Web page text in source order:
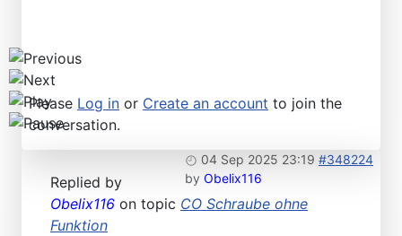
Please Log in or Create an account to join the
conversation.
04 Sep 2025 23:19 #348224
by Obelix116
Replied by
Obelix116 on topic CO Schraube ohne
Funktion